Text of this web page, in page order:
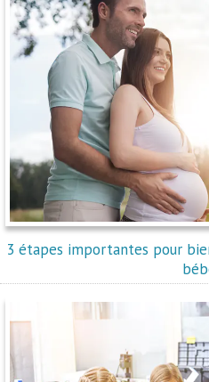
3 étapes importantes pour